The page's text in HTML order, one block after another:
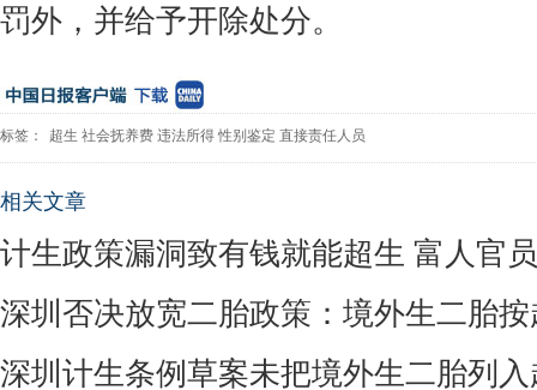
罚外，并给予开除处分。
标签： 超生 社会抚养费 违法所得 性别鉴定 直接责任人员
相关文章
计生政策漏洞致有钱就能超生 富人官
深圳否决放宽二胎政策：境外生二胎
深圳计生条例草案未把境外生二胎列